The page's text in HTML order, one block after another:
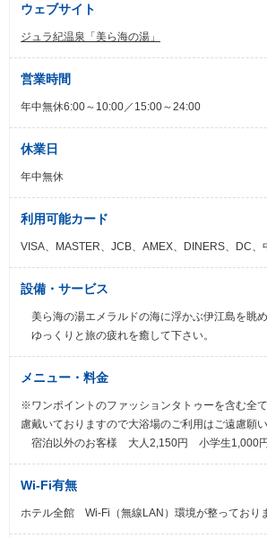
ウェブサイト
ジュラ紀温泉「美ら海の湯」
営業時間
年中無休6:00～10:00／15:00～24:00
休業日
年中無休
利用可能カード
VISA、MASTER、JCB、AMEX、DINERS、DC、
設備・サービス
美ら海の湯エメラルドの海に浮かぶ伊江島を眺め
ゆっくりと旅の疲れを癒して下さい。
メニュー・料金
※ワンポイントのファッションタトゥーを含む全
慮戴いておりますので大浴場のご利用はご遠慮願い
宿泊以外のお客様 大人2,150円 小学生1,000
Wi-Fi有無
ホテル全館 Wi-Fi（無線LAN）環境が整っており